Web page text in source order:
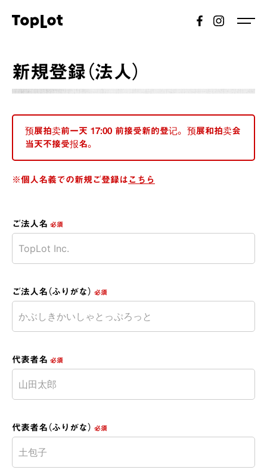
新規登録（法人）
预展拍卖前一天 17:00 前接受新的登记。 预展和拍卖会
当天不接受报名。
※個人名義での新規ご登録は こちら
ご法人名 必須
ご法人名（ふりがな） 必須
代表者名 必須
代表者名（ふりがな） 必須